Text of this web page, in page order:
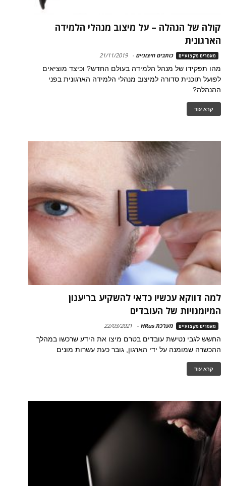
קולה של הנהלה – על מיצוב מנהלי הלמידה
הארגונית
מאמרים מקצועיים כותבים חיצוניים -
21/11/2019
מהו תפקידו של מנהל הלמידה בעולם החדש? וכיצד מוציאים
לפועל תוכנית סדורה למיצוב מנהלי הלמידה הארגונית בפני
ההנהלה?
קרא עוד
למה דווקא עכשיו כדאי להשקיע בריענון
המיומנויות של העובדים
מאמרים מקצועיים מערכת HRus -
22/03/2021
החשש לגבי נטישת עובדים בטרם מיצו את הידע שרכשו במהלך
ההכשרה שמומנה על ידי הארגון, גובר כעת עשרות מונים
קרא עוד